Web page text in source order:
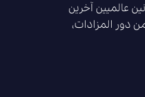
عالميين آخرين
الحمود في عدد من دور المزادات،